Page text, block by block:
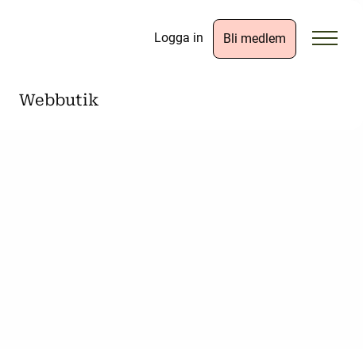
Logga in Bli medlem
Webbutik